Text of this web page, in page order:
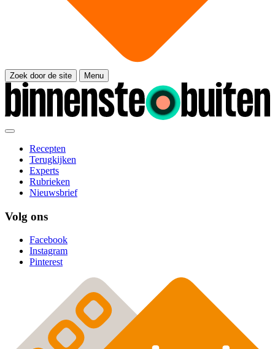
Zoek door de site Menu
Recepten
Terugkijken
Experts
Rubrieken
Nieuwsbrief
Volg ons
Facebook
Instagram
Pinterest